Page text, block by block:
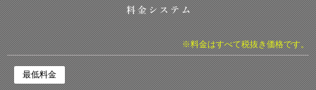
※料金はすべて税抜き価格です。
最低料金